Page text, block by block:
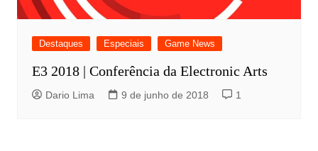
Destaques Especiais Game News
E3 2018 | Conferência da Electronic Arts
Dario Lima 9 de junho de 2018 1